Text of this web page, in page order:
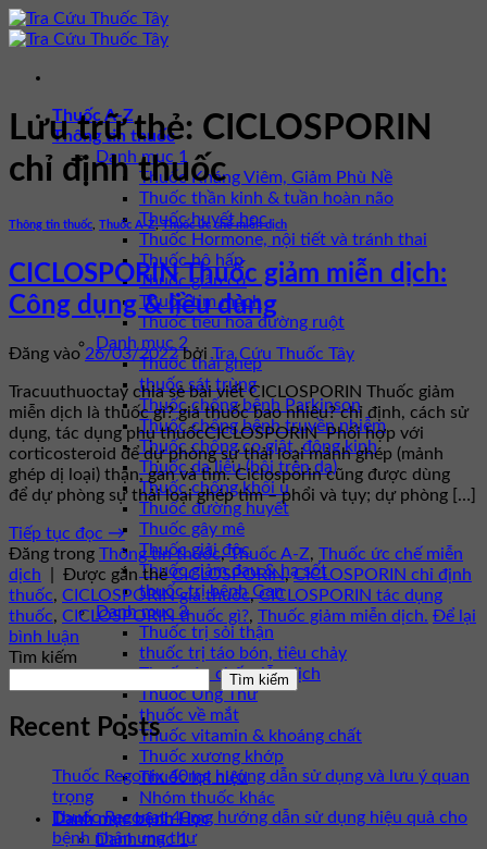
Bỏ
qua
dung
Thuốc A-Z
Thông tin thuốc
Danh mục 1
Thuốc Kháng Viêm, Giảm Phù Nề
Thuốc thần kinh & tuần hoàn não
Thuốc huyết học
Thuốc Hormone, nội tiết và tránh thai
Thuốc hô hấp
Thuốc giãn cơ
Thuốc tim mạch
Thuốc tiêu hóa đường ruột
Danh mục 2
Thuốc thải ghép
thuốc sát trùng
Thuốc chống bệnh Parkinson
Thuốc chống bệnh truyền nhiễm
Thuốc chống co giật, động kinh
Thuốc da liễu (bôi trên da)
Thuốc chống khối u
Thuốc đường huyết
Thuốc gây mê
Thuốc giải độc
Thuốc giảm đau & hạ sốt
thuốc trị bệnh Gan
Danh mục 3
Thuốc trị sỏi thận
thuốc trị táo bón, tiêu chảy
Thuốc ức chế miễn dịch
Thuốc Ung Thư
thuốc về mắt
Thuốc vitamin & khoáng chất
Thuốc xương khớp
Thuốc lợi niệu
Nhóm thuốc khác
Danh mục bệnh Học
Danh mục 1
Lưu trữ thẻ: CICLOSPORIN
chỉ định thuốc
Thông tin thuốc, Thuốc A-Z,Thuốc ức chế miễn dịch
CICLOSPORIN Thuốc giảm miễn dịch:
Công dụng & liều dùng
Đăng vào 26/03/2022 bởiTra Cứu Thuốc Tây
Tracuuthuoctay chia sẻ bài viết CICLOSPORIN Thuốc giảm
miễn dịch là thuốc gì? giá thuốc bao nhiêu? chỉ định, cách sử
dụng, tác dụng phụ thuốcCICLOSPORIN Phối hợp với
corticosteroid để dự phòng sự thải loại mảnh ghép (mảnh
ghép dị loại) thận, gan và tim. Ciclosporin cũng được dùng
để dự phòng sự thải loại ghép tim – phổi và tụy; dự phòng […]
Tiếp tục đọc →
Đăng trong Thông tin thuốc,Thuốc A-Z, Thuốc ức chế miễn
dịch
Được gắn thẻCICLOSPORIN,CICLOSPORIN chỉ định
thuốc, CICLOSPORIN giá thuốc,CICLOSPORIN tác dụng
thuốc, CICLOSPORIN thuốc gì?, Thuốc giảm miễn dịch. Để lại
bình luận
Tìm kiếm
Tìm kiếm
Recent Posts
Thuốc Regonix 40mg hướng dẫn sử dụng và lưu ý quan
trọng
Thuốc Regonat 40mg hướng dẫn sử dụng hiệu quả cho
bệnh nhân ung thư